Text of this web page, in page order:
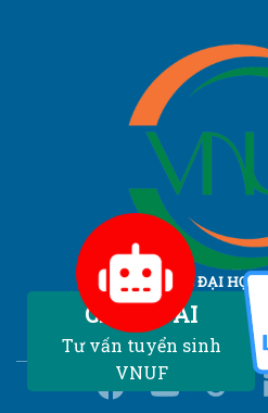
TRƯỜNG ĐẠI
Vietnam National
Chatbot AI
Tư vấn tuyển sinh
VNUF